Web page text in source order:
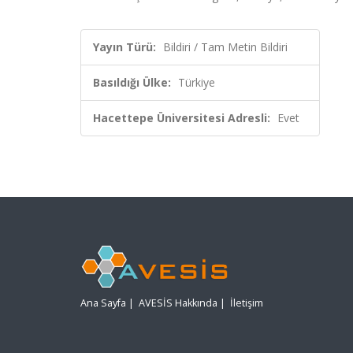
Yayın Türü: Bildiri / Tam Metin Bildiri
Basıldığı Ülke: Türkiye
Hacettepe Üniversitesi Adresli: Evet
Ana Sayfa | AVESİS Hakkında | İletişim